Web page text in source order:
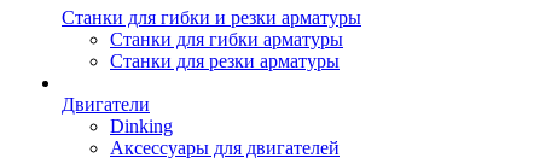
Станки для гибки и резки арматуры
Станки для гибки арматуры
Станки для резки арматуры
Двигатели
Dinking
Аксессуары для двигателей